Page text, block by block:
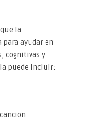
la
para ayudar en
cognitivas y
puede incluir: